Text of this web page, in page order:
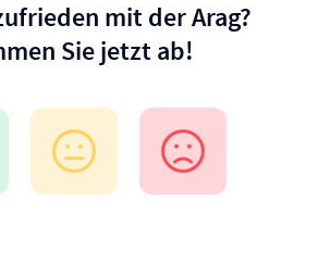
mit der Arag?
Sie jetzt ab!